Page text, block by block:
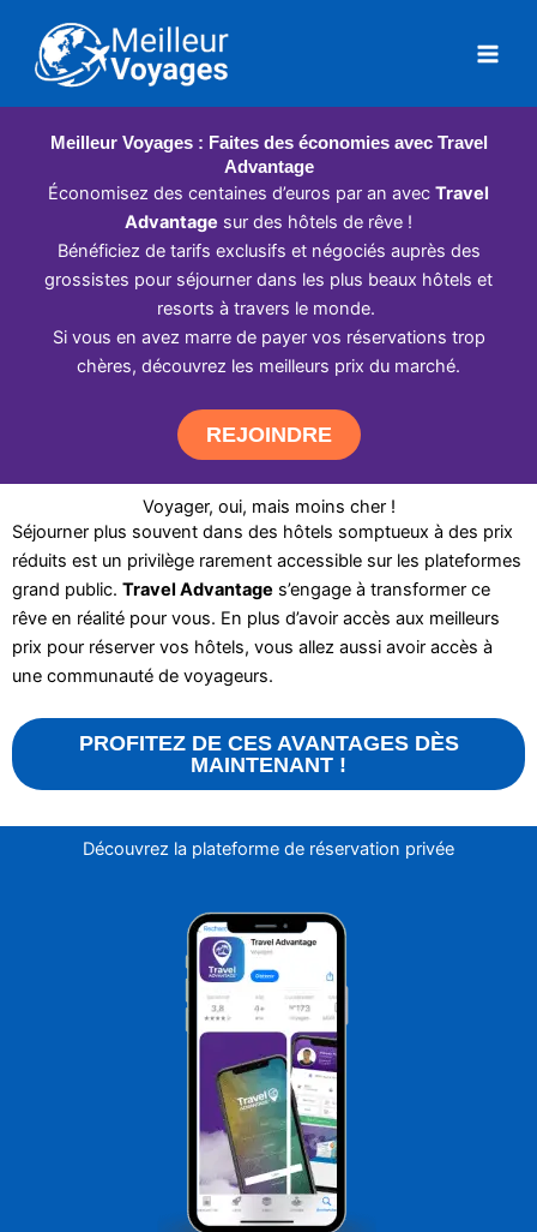
contenu
Meilleur Voyages : Faites des économies avec Travel
Advantage
Économisez des centaines d’euros par an avec Travel
Advantage sur des hôtels de rêve !
Bénéficiez de tarifs exclusifs et négociés auprès des
grossistes pour séjourner dans les plus beaux hôtels et
resorts à travers le monde.
Si vous en avez marre de payer vos réservations trop
chères, découvrez les meilleurs prix du marché.
REJOINDRE
Voyager, oui, mais moins cher !
Séjourner plus souvent dans des hôtels somptueux à des prix
réduits est un privilège rarement accessible sur les plateformes
grand public. Travel Advantage s’engage à transformer ce
rêve en réalité pour vous. En plus d’avoir accès aux meilleurs
prix pour réserver vos hôtels, vous allez aussi avoir accès à
une communauté de voyageurs.
PROFITEZ DE CES AVANTAGES DÈS
MAINTENANT !
Découvrez la plateforme de réservation privée